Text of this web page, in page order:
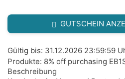
GUTSCHEIN
Gültig bis: 31.12.2026 23:59:59
Produkte: 8% off purchasing
Beschreibung